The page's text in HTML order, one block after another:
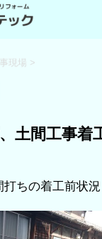
現場 >
土間工事着
ちの着工前状況